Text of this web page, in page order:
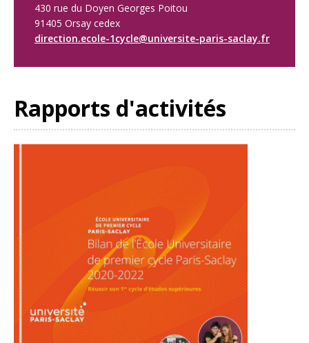
430 rue du Doyen Georges Poitou
91405 Orsay cedex
direction.ecole-1cycle@universite-paris-saclay.fr
Rapports d'activités